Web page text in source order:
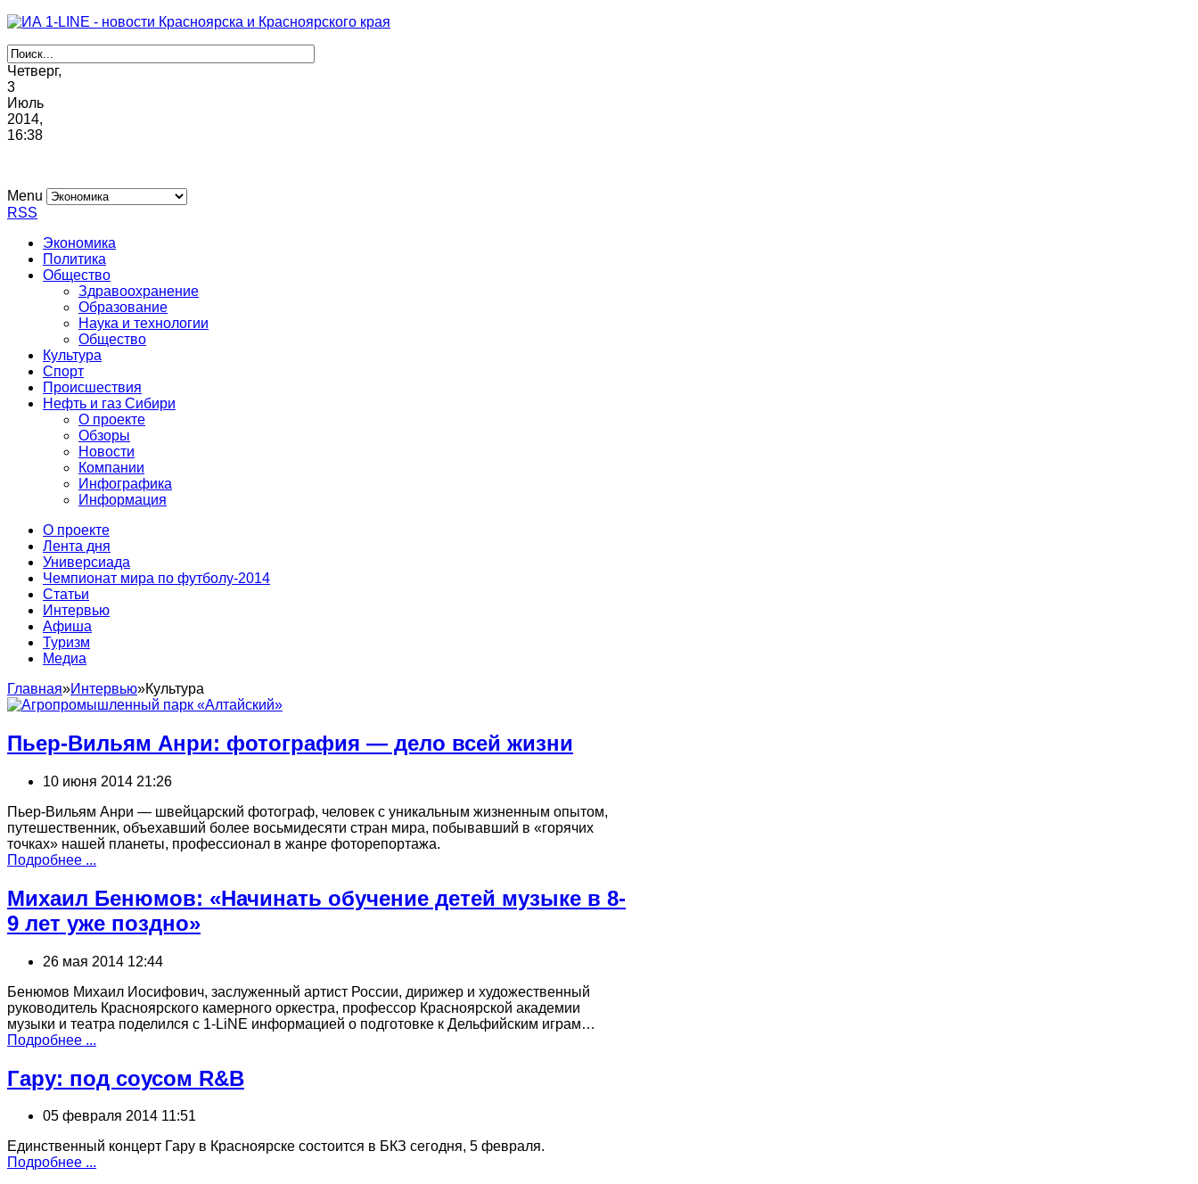
Четверг,
3
Июль
2014,
16:38
Menu
RSS
Экономика
Политика
Общество
Здравоохранение
Образование
Наука и технологии
Общество
Культура
Спорт
Происшествия
Нефть и газ Сибири
О проекте
Обзоры
Новости
Компании
Инфографика
Информация
О проекте
Лента дня
Универсиада
Чемпионат мира по футболу-2014
Статьи
Интервью
Афиша
Туризм
Медиа
Главная»Интервью»Культура
Пьер-Вильям Анри: фотография ― дело всей жизни
10 июня 2014 21:26
Пьер-Вильям Анри — швейцарский фотограф, человек с уникальным жизненным опытом,
путешественник, объехавший более восьмидесяти стран мира, побывавший в «горячих
точках» нашей планеты, профессионал в жанре фоторепортажа.
Подробнее ...
Михаил Бенюмов: «Начинать обучение детей музыке в 8-
9 лет уже поздно»
26 мая 2014 12:44
Бенюмов Михаил Иосифович, заслуженный артист России, дирижер и художественный
руководитель Красноярского камерного оркестра, профессор Красноярской академии
музыки и театра поделился с 1-LiNE информацией о подготовке к Дельфийским играм…
Подробнее ...
Гару: под соусом R&B
05 февраля 2014 11:51
Единственный концерт Гару в Красноярске состоится в БКЗ сегодня, 5 февраля.
Подробнее ...